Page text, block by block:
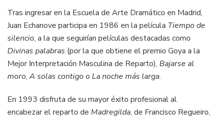
Tras ingresar en la Escuela de Arte Dramático en Madrid,
Juan Echanove participa en 1986 en la película Tiempo de
silencio, a la que seguirían películas destacadas como
Divinas palabras (por la que obtiene el premio Goya a la
Mejor Interpretación Masculina de Reparto), Bajarse al
moro, A solas contigoo La noche más larga.
En 1993 disfruta de su mayor éxito profesional al
encabezar el reparto de Madregilda, de Francisco Regueiro,